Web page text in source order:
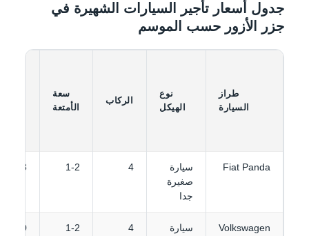
جدول أسعار تأجير السيارات الشهيرة في
جزر الأزور حسب الموسم
طراز
السيارة
نوع
الهيكل
الركاب
سعة
الأمتعة
Fiat Panda
سيارة
صغيرة
جدا
4
1-2
18 €
Volkswagen
سيارة
4
1-2
20 €